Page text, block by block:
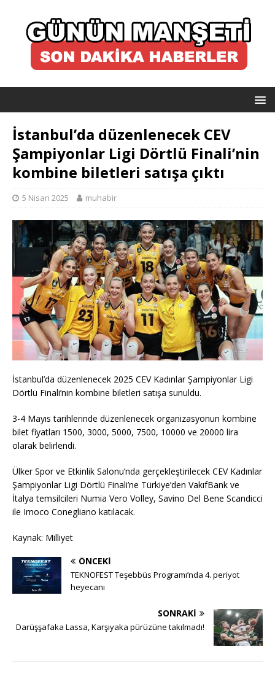
İstanbul’da düzenlenecek CEV
Şampiyonlar Ligi Dörtlü Finali’nin
kombine biletleri satışa çıktı
5 Nisan 2025 muhabir
İstanbul’da düzenlenecek 2025 CEV Kadınlar Şampiyonlar Ligi
Dörtlü Finali’nin kombine biletleri satışa sunuldu.
3-4 Mayıs tarihlerinde düzenlenecek organizasyonun kombine
bilet fiyatları 1500, 3000, 5000, 7500, 10000 ve 20000 lira
olarak belirlendi.
Ülker Spor ve Etkinlik Salonu’nda gerçekleştirilecek CEV Kadınlar
Şampiyonlar Ligi Dörtlü Finali’ne Türkiye’den VakıfBank ve
İtalya temsilcileri Numia Vero Volley, Savino Del Bene Scandicci
ile Imoco Conegliano katılacak.
Kaynak: Milliyet
ÖNCEKI
TEKNOFEST Teşebbüs Programı’nda 4. periyot
heyecanı
SONRAKI
Darüşşafaka Lassa, Karşıyaka pürüzüne takılmadı!